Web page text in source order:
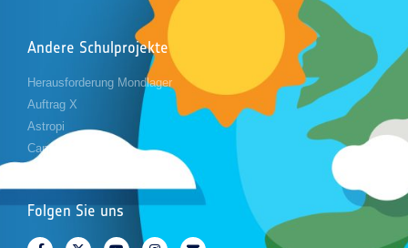
Andere Schulprojekte
Herausforderung Mondlager
Auftrag X
Astropi
Cansat
Folgen Sie uns